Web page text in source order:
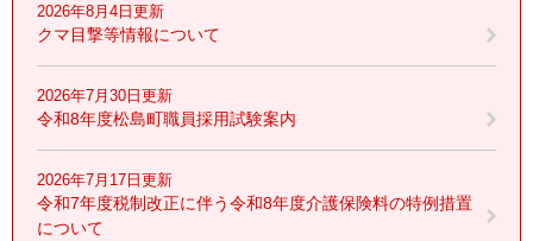
2026年8月4日更新
クマ目撃等情報について
2026年7月30日更新
令和8年度松島町職員採用試験案内
2026年7月17日更新
令和7年度税制改正に伴う令和8年度介護保険料の特例措置
について